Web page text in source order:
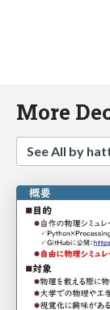
More
See All by